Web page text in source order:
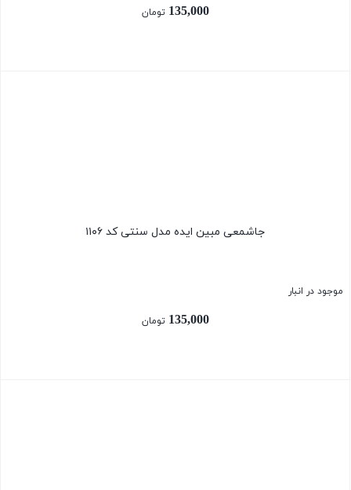
135,000 تومان
جاشمعی مبین ایده مدل سنتی کد ۱۱۰۶
موجود در انبار
135,000 تومان